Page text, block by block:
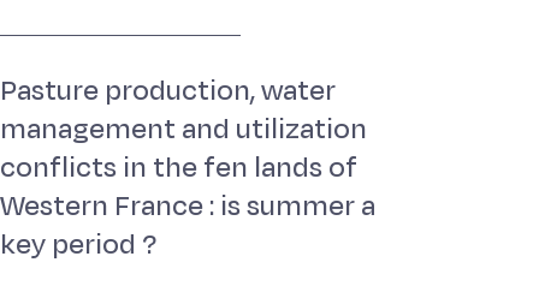
Pasture production, water
management and utilization
conflicts in the fen lands of
Western France : is summer a
key period ?